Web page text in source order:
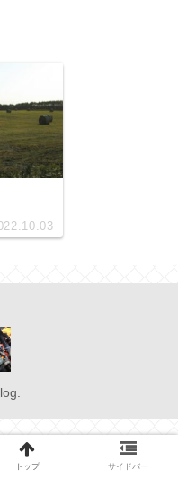
トップ サイドバー